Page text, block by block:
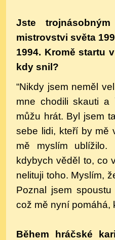
Jste
mistrovstvi světa
1994. Kromě startu
kdy snil?
“Nikdy jsem neměl
mne chodili skauti a
můžu hrát. Byl jsem
sebe lidi, kteří by mě
mě myslím
kdybych věděl to, co
nelituji toho. Myslím,
Poznal jsem
což mě nyní pomáhá,
Během hráčské